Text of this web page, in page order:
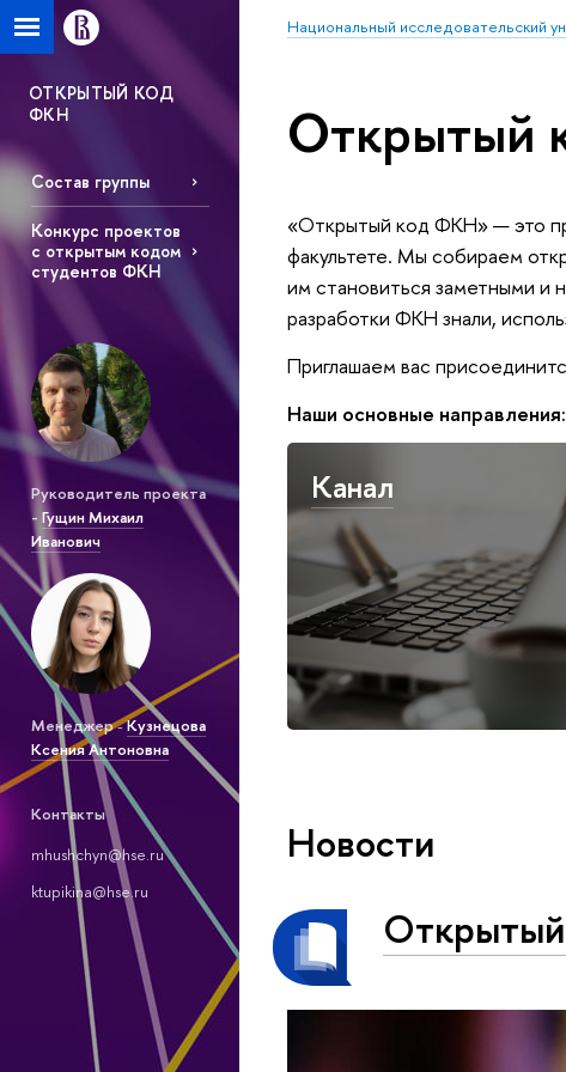
Национальный исследовательский
ОТКРЫТЫЙ КОД
ФКН
Состав группы
Конкурс проектов
с открытым кодом
студентов ФКН
Руководитель проекта
- Гущин Михаил
Иванович
Менеджер-Кузнецова
Ксения Антоновна
Контакты
mhushchyn@hse.ru
ktupikina@hse.ru
Открытый
«Открытый код ФКН» — это
факультете. Мы собираем
им становиться заметными и
разработки ФКН знали,
Приглашаем вас
Наши основные направления:
Канал
Новости